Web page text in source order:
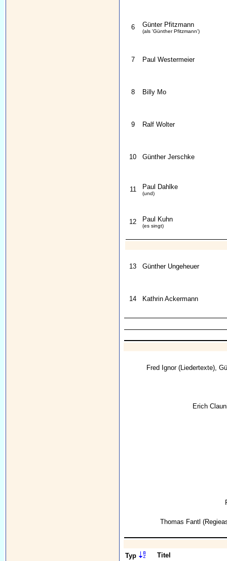
6 Günter Pfitzmann
(als 'Günther Pfitzmann')
7 Paul Westermeier
8 Billy Mo
9 Ralf Wolter
10 Günther Jerschke
11 Paul Dahlke
(und)
12 Paul Kuhn
(es singt)
13 Günther Ungeheuer
14 Kathrin Ackermann
Fred Ignor(Liedertexte),
Erich
Thomas Fantl
Typ Titel